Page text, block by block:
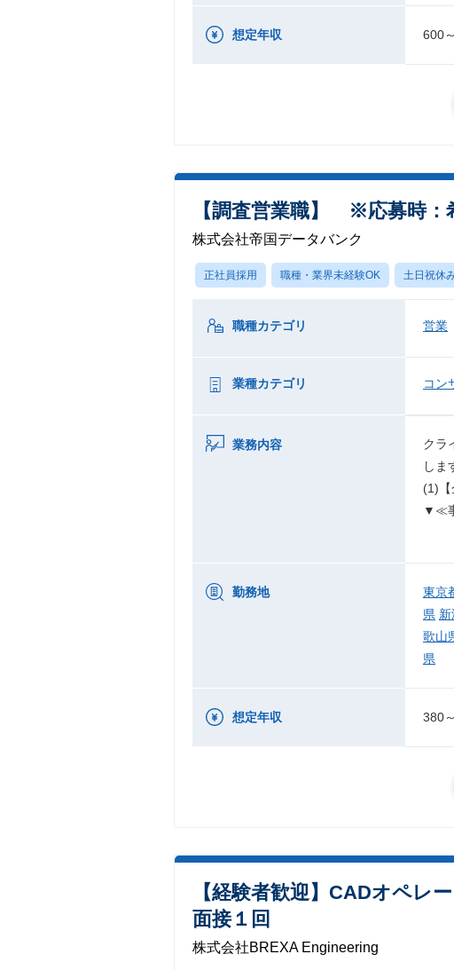
想定年収 600
【調査営業職】 ※応募時：
株式会社帝国データバンク
正社員採用 職種・業界未経験OK 土日祝休
職種カテゴリ 営業
業種カテゴリ コン
業務内容
クラ
しま
(1)【
▼≪
勤務地 東京
県 新
歌山
県
想定年収 380
【経験者歓迎】CADオペレ
面接１回
株式会社BREXA Engineering